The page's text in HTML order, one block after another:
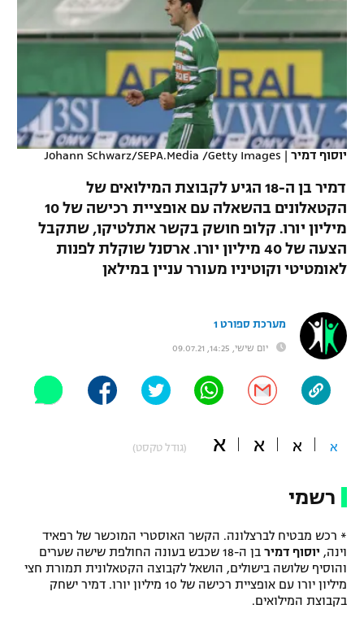
VOD
רץ ברשת
תוצאות
לוח שידורים
ברחבה
"מעל הליגה" – פודקאסט
"מחצית בשכונה" – פודקאסט
משתתפים וזוכים בפרסים
תקנון עבור פעילות אלקטרה
תקנון עבור פעילות ספורט 1 – "מרלן"
טניס
גיימינג E-Sports
תנאי שימוש
מכבי חיפה
בית"ר ירושלים
מכבי תל אביב
הפועל חיפה
הפועל באר שבע
בני יהודה
ליגה ספרדית
ליגה איטלקית
ליגה צרפתית
ליגה הולנדית
ליגה טורקית
ליגה סינית
ליגה ברזילאית
ליגות נוספות
מכבי תל אביב
הפועל חולון
הפועל ירושלים
יורוליג
טניס
כדורעף
שחייה
ג'ודו
אגרוף
ספורט אולימפי
UFC
היאבקות WWE
אופניים
ספורט מוטורי
בייסבול MLB
ספורט אתגרי ואקסטרים
יוסוף דמיר |
Johann Schwarz/SEPA.Media /Getty Images
דמיר בן ה-18 הגיע לקבוצת המילואים של
הקטאלונים בהשאלה עם אופציית רכישה של 10
מיליון יורו. קלופ חושק בקשר אתלטיקו, שתקבל
הצעה של 40 מיליון יורו. ארסנל שוקלת לפנות
לאומטיטי וקוטיניו מעורר עניין במילאן
מערכת ספורט 1
יום שישי, 14:25, 09.07.21
א א א א (גודל טקסט)
רשמי
* רכש מבטיח לברצלונה. הקשר האוסטרי המוכשר של רפאיד
וינה, יוסוף דמיר
בן ה-18 שכבש בעונה החולפת שישה שערים
והוסיף שלושה בישולים, הושאל לקבוצה הקטאלונית תמורת חצי
מיליון יורו עם אופציית רכישה של 10 מיליון יורו. דמיר ישחק
בקבוצת המילואים.